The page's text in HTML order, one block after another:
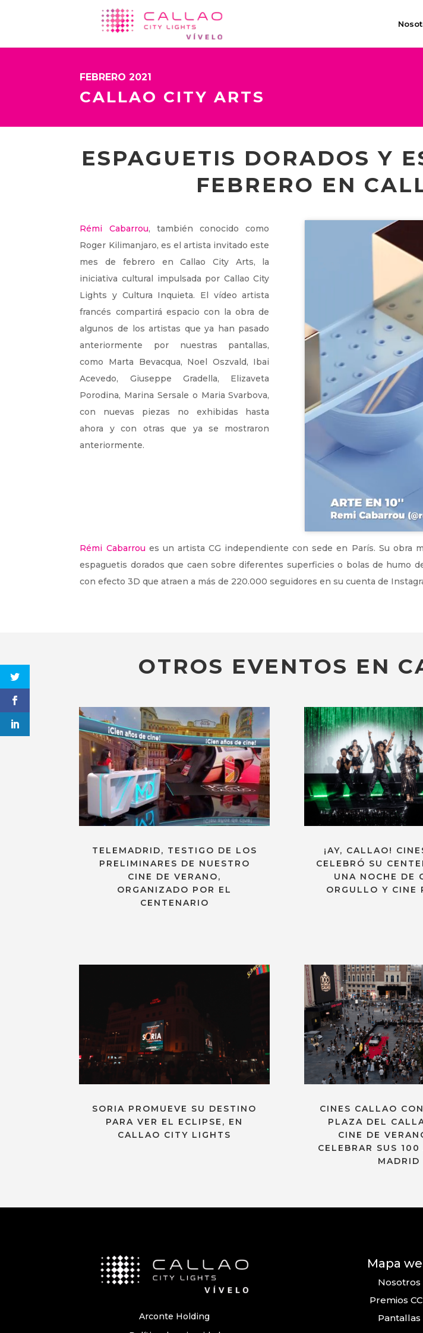
FEBRERO 2021
CALLAO CITY ARTS
ESPAGUETIS DORADOS Y
FEBRERO EN
Rémi Cabarrou, también conocido como
Roger Kilimanjaro, es el artista invitado este
mes de febrero en Callao City Arts, la
iniciativa cultural impulsada por Callao City
Lights y Cultura Inquieta. El vídeo artista
francés compartirá espacio con la obra de
algunos de los artistas que ya han pasado
anteriormente por nuestras pantallas,
como Marta Bevacqua, Noel Oszvald, Ibai
Acevedo, Giuseppe Gradella, Elizaveta
Porodina, Marina Sersale o Maria Svarbova,
con nuevas piezas no exhibidas hasta
ahora y con otras que ya se mostraron
anteriormente.
Rémi Cabarrou es un artista CG independiente con sede en París. Su obra
espaguetis dorados que caen sobre diferentes superficies o bolas de humo
con efecto 3D que atraen a más de 220.000 seguidores en su cuenta de
OTROS EVENTOS EN
TELEMADRID, TESTIGO DE LOS
PRELIMINARES DE NUESTRO
CINE DE VERANO,
ORGANIZADO POR EL
CENTENARIO
¡AY, CALLAO!
CELEBRÓ SU
UNA NOCHE DE
ORGULLO Y CINE
SORIA PROMUEVE SU DESTINO
PARA VER EL ECLIPSE, EN
CALLAO CITY LIGHTS
CINES CALLAO
PLAZA DEL
CINE DE
CELEBRAR SUS 100
MADRID
Arconte Holding
Mapa
Nosotros
Premios
Pantallas